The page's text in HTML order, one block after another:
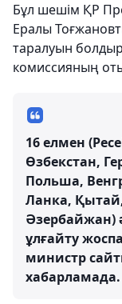
Бұл шешім ҚР
Ералы
таралуын
комиссияның
16 елмен
Өзбекстан,
Польша,
Ланка,
Әзербайжан)
ұлғайту
министр
хабарламада.